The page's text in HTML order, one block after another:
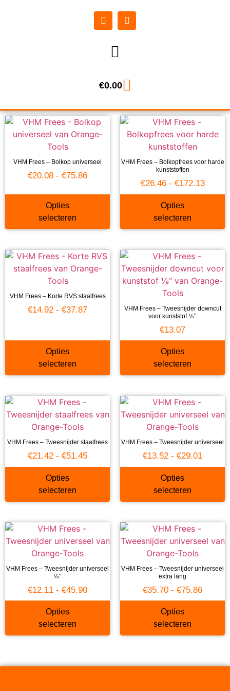
€0.00
VHM Frees – Bolkop universeel
€20.08 - €75.86
Opties
selecteren
VHM Frees – Bolkopfrees voor harde
kunststoffen
€26.46 - €172.13
Opties
selecteren
VHM Frees – Korte RVS staalfrees
€14.92 - €37.87
Opties
selecteren
VHM Frees – Tweesnijder downcut
voor kunststof ⅛’’
€13.07
Opties
selecteren
VHM Frees – Tweesnijder staalfrees
€21.42 - €51.45
Opties
selecteren
VHM Frees – Tweesnijder universeel
€13.52 - €29.01
Opties
selecteren
VHM Frees – Tweesnijder universeel
⅛’’
€12.11 - €45.90
Opties
selecteren
VHM Frees – Tweesnijder universeel
extra lang
€35.70 - €75.86
Opties
selecteren